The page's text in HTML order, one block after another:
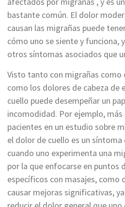
bastante común. El dolor
causan las migrañas puede
cómo uno se siente y funciona,
otros síntomas asociados que
Visto tanto con migrañas como
como los dolores de cabeza de
cuello puede desempeñar un
incomodidad. Por ejemplo,
pacientes en un estudio sobre
el dolor de cuello es un
cuando uno experimenta una
por la que enfocarse en puntos
específicos con masajes, como
causar mejoras significativas,